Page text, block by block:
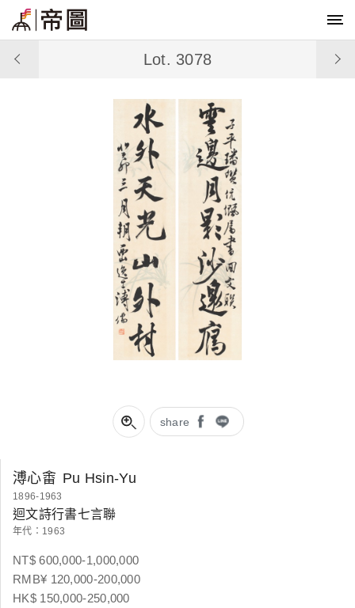
share
Lot. 3078
溥心畬 Pu Hsin-Yu
1896-1963
迴文詩行書七言聯
年代：1963
NT$ 600,000-1,000,000
RMB¥ 120,000-200,000
HK$ 150,000-250,000